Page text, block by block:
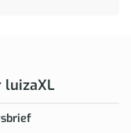
luizaXL